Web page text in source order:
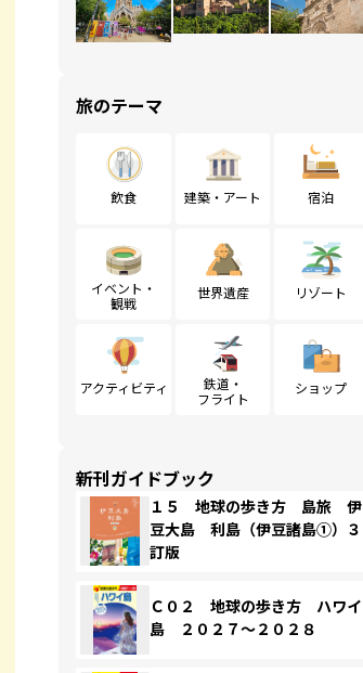
旅のテーマ
飲食 建築・アート 宿泊
イベント・
観戦
世界遺産 リゾート
アクティビティ
鉄道・
フライト
ショップ
新刊ガイドブック
１５ 地球の歩き方 島旅 伊
豆大島 利島（伊豆諸島①）３
訂版
Ｃ０２ 地球の歩き方 ハワイ
島 ２０２７～２０２８